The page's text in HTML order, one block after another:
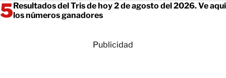
Resultados del Tris de hoy 2 de agosto del 2026. Ve aquí
los números ganadores
Publicidad